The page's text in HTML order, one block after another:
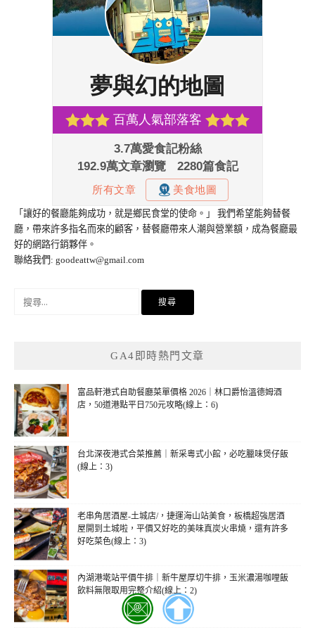
「讓好的餐廳能夠成功，就是鄉民食堂的使命。」 我們希望能夠替餐
廳，帶來許多指名而來的顧客，替餐廳帶來人潮與營業額，成為餐廳最
好的網路行銷夥伴。
聯絡我們: goodeattw@gmail.com
GA4即時熱門文章
富品軒港式自助餐廳菜單價格 2026｜林口爵怡溫德姆酒
店，50道港點平日750元攻略(線上：6)
台北深夜港式合菜推薦｜新采粵式小館，必吃臘味煲仔飯
(線上：3)
老串角居酒屋-土城店/，捷運海山站美食，板橋超強居酒
屋開到土城啦，平價又好吃的美味真炭火串燒，還有許多
好吃菜色(線上：3)
內湖港墘站平價牛排｜新牛屋厚切牛排，玉米濃湯咖哩飯
飲料無限取用完整介紹(線上：2)